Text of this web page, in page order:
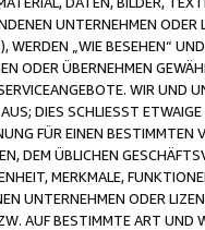
UNTERNEHMEN
WERDEN „WIE BESEHEN“
ODER ÜBERNEHMEN
WIR UND
DIES SCHLIESST
FÜR EINEN
DEM ÜBLICHEN
MERKMALE,
UNTERNEHMEN ODER
AUF BESTIMMTE ART